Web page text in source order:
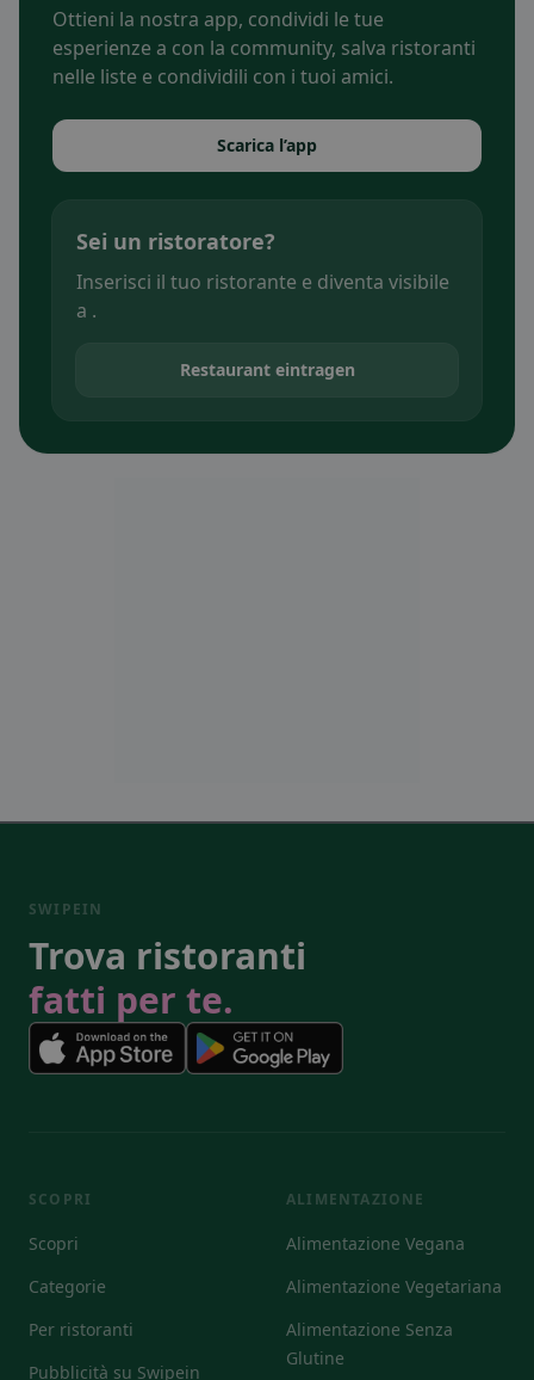
Ottieni la nostra app, condividi le tue
esperienze a con la community, salva ristoranti
nelle liste e condividili con i tuoi amici.
Scarica l’app
Sei un ristoratore?
Inserisci il tuo ristorante e diventa visibile
a .
Restaurant eintragen
SWIPEIN
Trova ristoranti
fatti per te.
SCOPRI
Scopri
Categorie
Per ristoranti
Pubblicità su Swipein
ALIMENTAZIONE
Alimentazione Vegana
Alimentazione Vegetariana
Alimentazione Senza
Glutine